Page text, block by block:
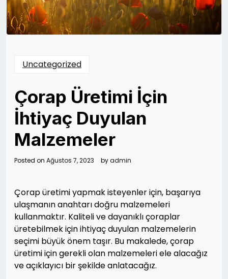
Uncategorized
Çorap Üretimi İçin
İhtiyaç Duyulan
Malzemeler
Posted on Ağustos 7, 2023 byadmin
Çorap üretimi yapmak isteyenler için, başarıya
ulaşmanın anahtarı doğru malzemeleri
kullanmaktır. Kaliteli ve dayanıklı çoraplar
üretebilmek için ihtiyaç duyulan malzemelerin
seçimi büyük önem taşır. Bu makalede, çorap
üretimi için gerekli olan malzemeleri ele alacağız
ve açıklayıcı bir şekilde anlatacağız.